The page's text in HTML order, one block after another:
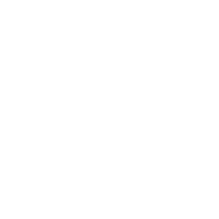
作为一款集成了订单管理、库存管理、物流跟踪等功能的
要根据自身业务特点、产品特性和市场需求，选择最适合